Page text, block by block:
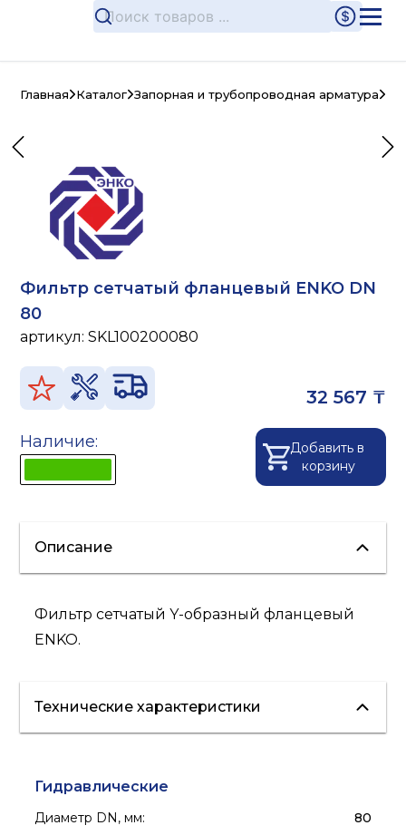
Главная Каталог Запорная и трубопроводная арматура
Фильтр сетчатый фланцевый ENKO DN
80
артикул:SKL100200080
32 567 ₸
Наличие:
Добавить в
корзину
Описание
Фильтр сетчатый Y-образный фланцевый
ENKO.
Технические характеристики
Гидравлические
Диаметр DN, мм: 80